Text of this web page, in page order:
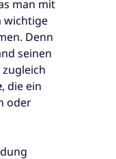
man mit
wichtige
Denn
seinen
, die ein
oder